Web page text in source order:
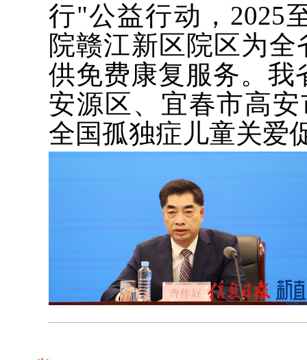
行"公益行动，2025
院赣江新区院区为全
供免费康复服务。我
安源区、宜春市高
全国孤独症儿童关爱